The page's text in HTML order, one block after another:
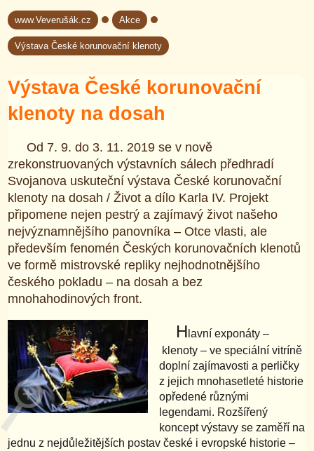
www.Veverušák.cz→ Akce→
Výstava České korunovační klenoty
Výstava České korunovační
klenoty na dosah
Od 7. 9. do 3. 11. 2019 se v nově
zrekonstruovaných výstavních sálech předhradí
Svojanova uskuteční výstava České korunovační
klenoty na dosah / Život a dílo Karla IV. Projekt
připomene nejen pestrý a zajímavý život našeho
nejvýznamnějšího panovníka – Otce vlasti, ale
především fenomén Českých korunovačních klenotů
ve formě mistrovské repliky nejhodnotnějšího
českého pokladu – na dosah a bez
mnohahodinových front.
H lavní exponáty –
klenoty – ve speciální vitríně
doplní zajímavosti a perličky
z jejich mnohasetleté historie
opředené různými
legendami. Rozšířený
koncept výstavy se zaměří na
jednu z nejdůležitějších postav české i evropské historie –